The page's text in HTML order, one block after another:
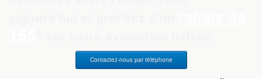
Contactez-nous par téléphone